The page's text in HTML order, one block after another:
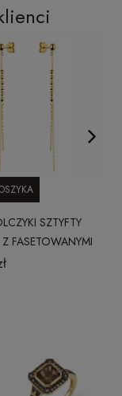
SZTYFTY
FASETOWANYMI
NA ŁAŃCUSZKU